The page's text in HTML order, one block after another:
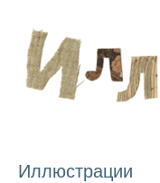
Иллюстрации